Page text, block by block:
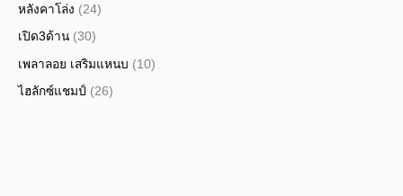
หลังคาโล่ง (24)
เปิด3ด้าน (30)
เพลาลอย เสริมแหนบ (10)
ไฮลักซ์แชมป์ (26)